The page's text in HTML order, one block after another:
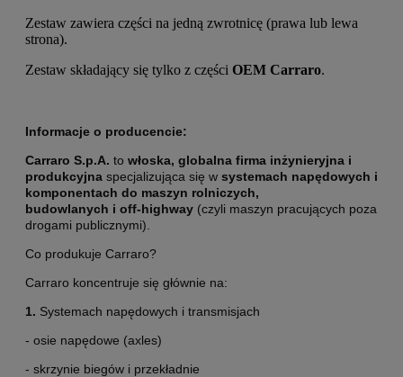
Zestaw zawiera części na jedną zwrotnicę (prawa lub lewa
strona).
Zestaw składający się tylko z części OEM Carraro.
Informacje o producencie:
Carraro S.p.A. to włoska, globalna firma inżynieryjna i
produkcyjna specjalizująca się w systemach napędowych i
komponentach do maszyn rolniczych,
budowlanych i off-highway (czyli maszyn pracujących poza
drogami publicznymi).
Co produkuje Carraro?
Carraro koncentruje się głównie na:
1. Systemach napędowych i transmisjach
- osie napędowe (axles)
- skrzynie biegów i przekładnie